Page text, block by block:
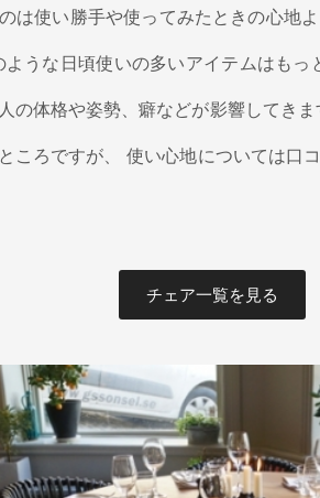
は使い勝手や使ってみたときの心地
うな日頃使いの多いアイテムはも
の体格や姿勢、癖などが影響してき
ころですが、 使い心地については口
チェア一覧を見る